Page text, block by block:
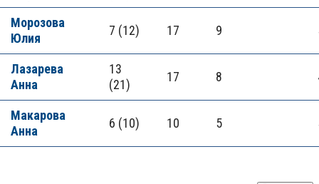
Морозова
Юлия
7 (12) 17 9
Лазарева
Анна
13
(21)
17 8
Макарова
Анна
6 (10) 10 5